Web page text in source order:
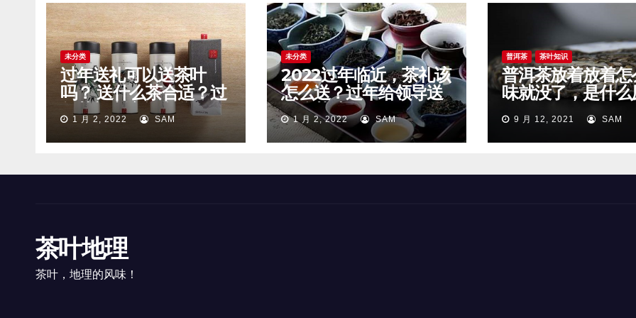
未分类
过年送礼可以送茶叶
吗？ 送什么茶合适？过
年茶礼应该怎么送？
1 月 2, 2022 SAM
未分类
2022过年临近，茶礼该
怎么送？过年给领导送
什么茶叶好？
1 月 2, 2022 SAM
普洱茶 茶叶知识
普洱茶放着放着怎
味就没了，是什么
因？
9 月 12, 2021 SAM
茶叶地理
茶叶，地理的风味！